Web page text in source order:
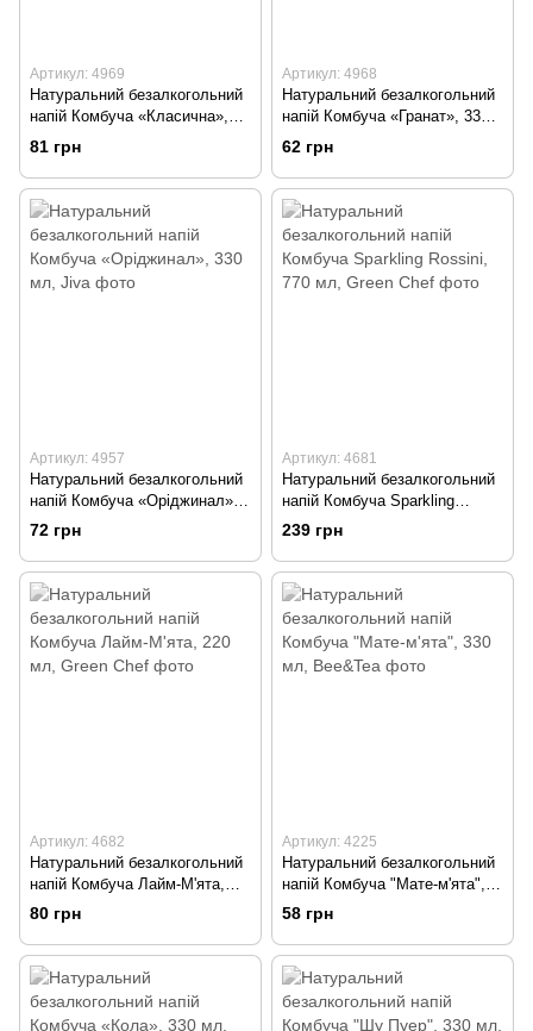
Артикул: 4969
Натуральний безалкогольний
напій Комбуча «Класична»,
330 мл, Spraga
81 грн
Артикул: 4968
Натуральний безалкогольний
напій Комбуча «Гранат», 330
мл, Spraga
62 грн
Артикул: 4957
Натуральний безалкогольний
напій Комбуча «Оріджинал»,
330 мл, Jiva
72 грн
Артикул: 4681
Натуральний безалкогольний
напій Комбуча Sparkling
Rossini, 770 мл, Green Chef
239 грн
Артикул: 4682
Натуральний безалкогольний
напій Комбуча Лайм-М'ята,
220 мл, Green Chef
80 грн
Артикул: 4225
Натуральний безалкогольний
напій Комбуча "Мате-м'ята",
330 мл, Bee&Tea
58 грн